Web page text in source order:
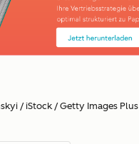
/ iStock / Getty Images Plus